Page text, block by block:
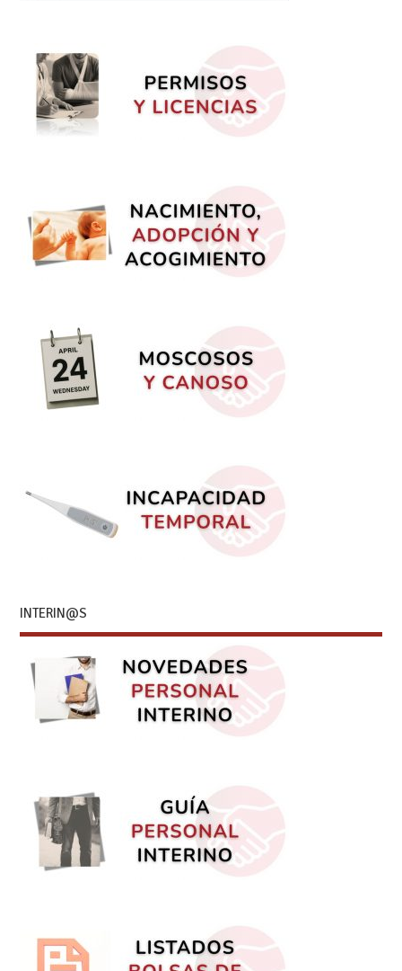
INTERIN@S